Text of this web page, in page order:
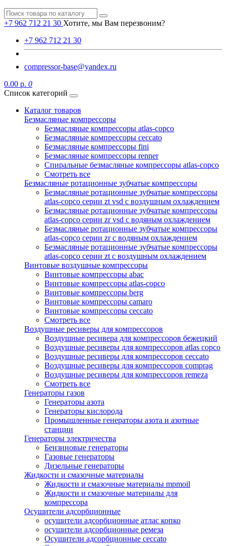
+7 962 712 21 30 Хотите, мы Вам перезвоним?
+7 962 712 21 30
compressor-base@yandex.ru
0.00 р. 0
Список категорий
Каталог товаров
Безмасляные компрессоры
Безмасляные компрессоры atlas-copco
Безмасляные компрессоры ceccato
Безмасляные компрессоры fini
Безмасляные компрессоры renner
Спиральные безмасляные компрессоры atlas-copco
Смотреть все
Безмасляные ротационные зубчатые компрессоры
Безмасляные ротационные зубчатые компрессоры
atlas-copco серии zt vsd с воздушным охлаждением
Безмасляные ротационные зубчатые компрессоры
atlas-copco серии zr vsd с водяным охлаждением
Безмасляные ротационные зубчатые компрессоры
atlas-copco серии zr с водяным охлаждением
Безмасляные ротационные зубчатые компрессоры
atlas-copco серии zt с воздушным охлаждением
Винтовые воздушные компрессоры
Винтовые компрессоры abac
Винтовые компрессоры atlas-copco
Винтовые компрессоры berg
Винтовые компрессоры camaro
Винтовые компрессоры ceccato
Смотреть все
Воздушные ресиверы для компрессоров
Воздушные ресивера для компрессоров бежецкий
Воздушные ресиверы для компрессоров atlas copco
Воздушные ресиверы для компрессоров ceccato
Воздушные ресиверы для компрессоров comprag
Воздушные ресиверы для компрессоров remeza
Смотреть все
Генераторы газов
Генераторы азота
Генераторы кислорода
Промышленные генераторы азота и азотные
станции
Генераторы электричества
Бензиновые генераторы
Газовые генераторы
Дизельные генераторы
Жидкости и смазочные материалы
Жидкости и смазочные материалы mpmoil
Жидкости и смазочные материалы для
компрессора
Осушители адсорбционные
осушители адсорбционные атлас копко
осушители адсорбционные ремеза
Осушители адсорбционные ceccato